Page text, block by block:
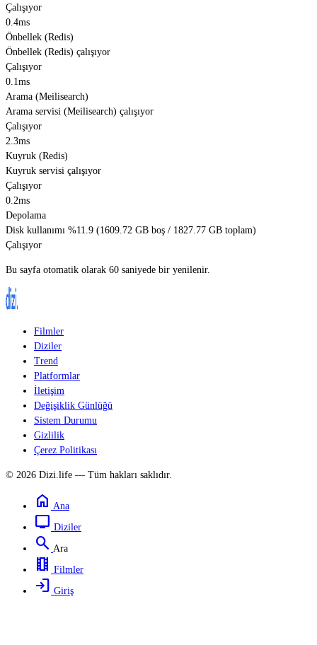
Çalışıyor
0.4ms
Önbellek (Redis)
Önbellek (Redis) çalışıyor
Çalışıyor
0.1ms
Arama (Meilisearch)
Arama servisi (Meilisearch) çalışıyor
Çalışıyor
2.3ms
Kuyruk (Redis)
Kuyruk servisi çalışıyor
Çalışıyor
0.2ms
Depolama
Disk kullanımı %11.9 (1609.72 GB boş / 1827.77 GB toplam)
Çalışıyor
Bu sayfa otomatik olarak 60 saniyede bir yenilenir.
Filmler
Diziler
Trend
Platformlar
İletişim
Değişiklik Günlüğü
Sistem Durumu
Gizlilik
Çerez Politikası
© 2026 Dizi.life — Tüm hakları saklıdır.
home Ana
tv Diziler
search Ara
local_movies Filmler
login Giriş